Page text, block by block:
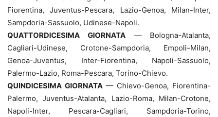
Fiorentina, Juventus-Pescara, Lazio-Genoa, Milan-Inter,
Sampdoria-Sassuolo, Udinese-Napoli.
QUATTORDICESIMA GIORNATA — Bologna-Atalanta,
Cagliari-Udinese, Crotone-Sampdoria, Empoli-Milan,
Genoa-Juventus, Inter-Fiorentina, Napoli-Sassuolo,
Palermo-Lazio, Roma-Pescara, Torino-Chievo.
QUINDICESIMA GIORNATA — Chievo-Genoa, Fiorentina-
Palermo, Juventus-Atalanta, Lazio-Roma, Milan-Crotone,
Napoli-Inter, Pescara-Cagliari, Sampdoria-Torino,